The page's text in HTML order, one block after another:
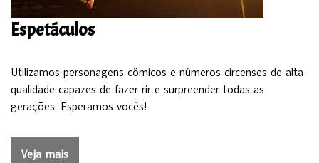
Espetáculos
Utilizamos personagens cômicos e números circenses de alta
qualidade capazes de fazer rir e surpreender todas as
gerações. Esperamos vocês!
Veja mais